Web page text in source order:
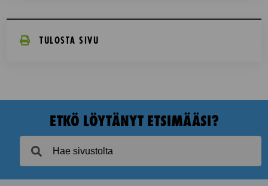
TULOSTA SIVU
ETKÖ LÖYTÄNYT ETSIMÄÄSI?